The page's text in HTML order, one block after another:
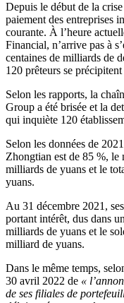
Depuis le début de la
paiement des entreprises
courante. À l’heure
Financial, n’arrive pas à
centaines de milliards de
120 prêteurs se
Selon les rapports, la
Group a été brisée et la
qui inquiète 120
Selon les données de
Zhongtian est de 85 %, le
milliards de yuans et le
yuans.
Au 31 décembre 2021,
portant intérêt, dus dans
milliards de yuans et le
milliard de yuans.
Dans le même temps,
30 avril 2022 de «
de ses filiales de